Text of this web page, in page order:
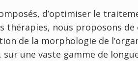
d’optimiser le
thérapies, nous proposons
de la morphologie de
une vaste gamme de